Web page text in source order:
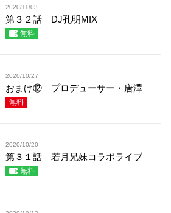
2020/11/03
第３２話 DJ孔明MIX
無料
2020/10/27
おまけ⑫ プロデューサー・唐澤
無料
2020/10/20
第３１話 若月兄妹コラボライブ
無料